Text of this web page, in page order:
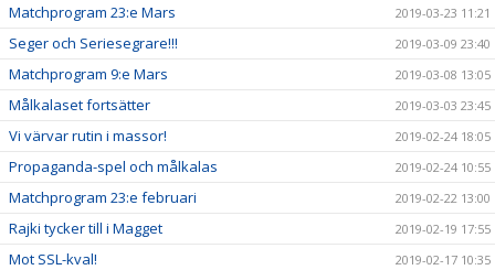
Matchprogram 23:e Mars 2019-03-23 11:21
Seger och Seriesegrare!!! 2019-03-09 23:40
Matchprogram 9:e Mars 2019-03-08 13:05
Målkalaset fortsätter 2019-03-03 23:45
Vi värvar rutin i massor! 2019-02-24 18:05
Propaganda-spel och målkalas 2019-02-24 10:55
Matchprogram 23:e februari 2019-02-22 13:00
Rajki tycker till i Magget 2019-02-19 17:55
Mot SSL-kval! 2019-02-17 10:35